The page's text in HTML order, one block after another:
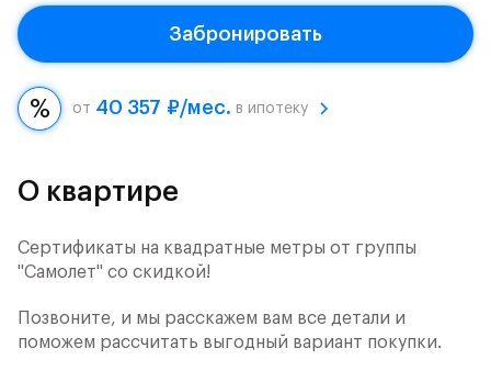
Забронировать
от 40 357 ₽/мес. в ипотеку
О квартире
Сертификаты на квадратные метры от группы
"Самолет" со скидкой!
Позвоните, и мы расскажем вам все детали и
поможем рассчитать выгодный вариант покупки.